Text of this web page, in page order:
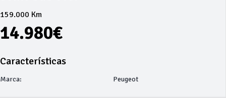
159.000 Km
14.980€
Características
Marca: Peugeot